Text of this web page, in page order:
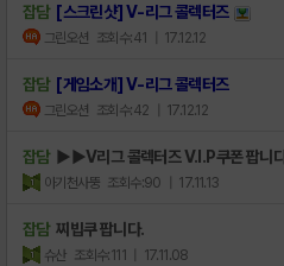
잡담 [스크린샷] V-리그 콜렉터즈
그린오션 조회수:41 | 17.12.12
잡담 [게임소개] V-리그 콜렉터즈
그린오션 조회수:42 | 17.12.12
잡담 ▶▶V리그 콜렉터즈 V.I.P쿠폰 팝니다
아기천사뚱 조회수:90 | 17.11.13
잡담 찌빕쿠 팝니다.
슈산 조회수:111 | 17.11.08